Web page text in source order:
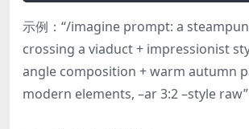
示例：“/imagine prompt: a
crossing a viaduct + impressionist
angle composition + warm autumn
modern elements, –ar 3:2 –style raw”